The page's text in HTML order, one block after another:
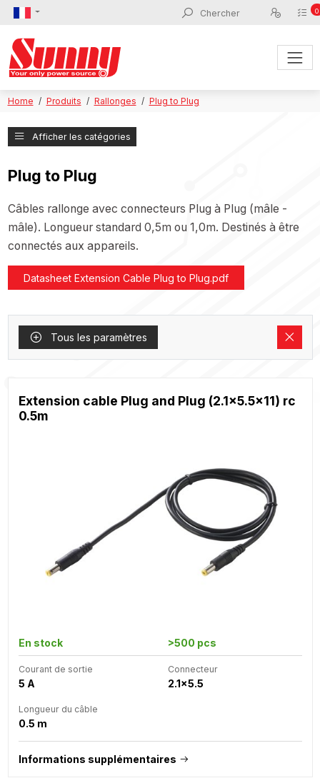
0
Home Produits Rallonges Plug to Plug
Afficher les catégories
Plug to Plug
Câbles rallonge avec connecteurs Plug à Plug (mâle -
mâle). Longueur standard 0,5m ou 1,0m. Destinés à être
connectés aux appareils.
Datasheet Extension Cable Plug to Plug.pdf
Tous les paramètres
Extension cable Plug and Plug (2.1x5.5x11) rc
0.5m
En stock >500 pcs
Courant de sortie
5 A
Connecteur
2.1x5.5
Longueur du câble
0.5 m
Informations supplémentaires